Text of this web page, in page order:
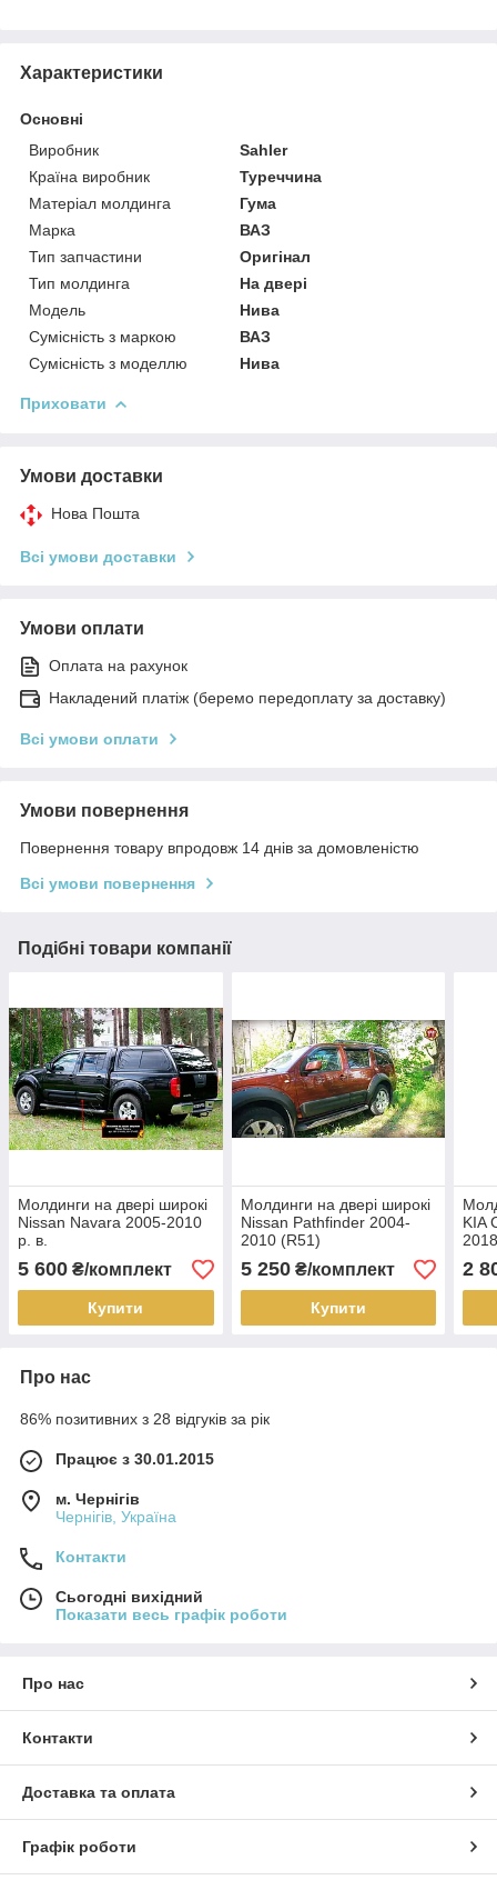
Характеристики
Основні
Виробник
Sahler
Країна виробник
Туреччина
Матеріал молдинга
Гума
Марка
ВАЗ
Тип запчастини
Оригінал
Тип молдинга
На двері
Модель
Нива
Сумісність з маркою
ВАЗ
Сумісність з моделлю
Нива
Приховати
Умови доставки
Нова Пошта
Всі умови доставки
Умови оплати
Оплата на рахунок
Накладений платіж (беремо передоплату за доставку)
Всі умови оплати
Умови повернення
Повернення товару впродовж 14 днів за домовленістю
Всі умови повернення
Подібні товари компанії
Молдинги на двері широкі
Nissan Navara 2005-2010
р. в.
5 600 ₴/комплект
Купити
Молдинги на двері широкі
Nissan Pathfinder 2004-
2010 (R51)
5 250₴/комплект
Купити
KIA
2
Про нас
86% позитивних з 28 відгуків за рік
Працює з 30.01.2015
м. Чернігів
Чернігів, Україна
Контакти
Сьогодні вихідний
Показати весь графік роботи
Про нас
Контакти
Доставка та оплата
Графік роботи